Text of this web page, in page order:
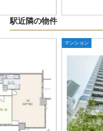
駅近隣の物件
マンション